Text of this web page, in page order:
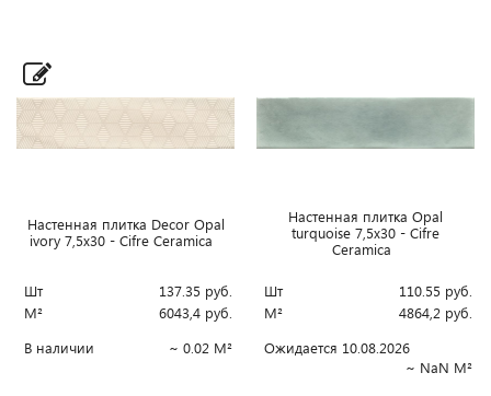
Настенная плитка Decor Opal
ivory 7,5x30 - Cifre Ceramica
Шт 137.35 руб.
М²
6043,4 руб.
В наличии
~ 0.02 М²
Настенная плитка Opal
turquoise 7,5x30 - Cifre
Ceramica
Шт 110.55 руб.
М²
4864,2 руб.
Ожидается 10.08.2026
~ NaN М²